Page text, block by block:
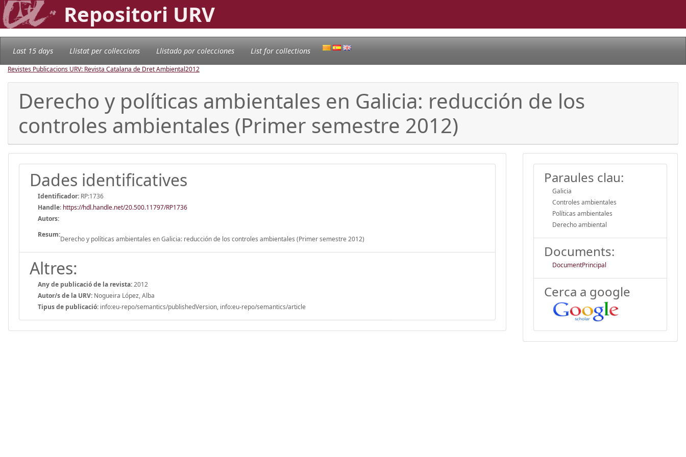
Repositori URV
Last 15 days Llistat per col·leccions Llistado por colecciones List for collections
Revistes Publicacions URV: Revista Catalana de Dret Ambiental2012
Derecho y políticas ambientales en Galicia: reducción de los
controles ambientales (Primer semestre 2012)
Dades identificatives
Identificador: RP:1736
Handle: https://hdl.handle.net/20.500.11797/RP1736
Autors:
Resum:
Derecho y políticas ambientales en Galicia: reducción de los controles ambientales (Primer semestre 2012)
Altres:
Any de publicació de la revista:2012
Autor/s de la URV: Nogueira López, Alba
Tipus de publicació: info:eu-repo/semantics/publishedVersion, info:eu-repo/semantics/article
Paraules clau:
Galicia
Controles ambientales
Políticas ambientales
Derecho ambiental
Documents:
DocumentPrincipal
Cerca a google